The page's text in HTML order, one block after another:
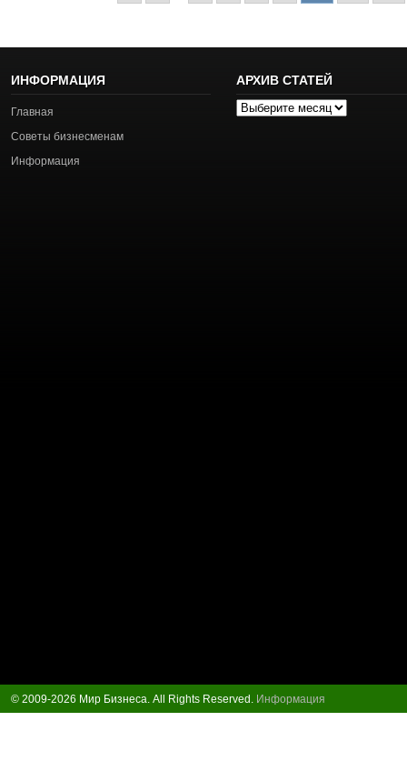
ИНФОРМАЦИЯ
Главная
Советы бизнесменам
Информация
АРХИВ СТАТЕЙ
Архив
© 2009-2026 Мир Бизнеса. All Rights Reserved. Информация